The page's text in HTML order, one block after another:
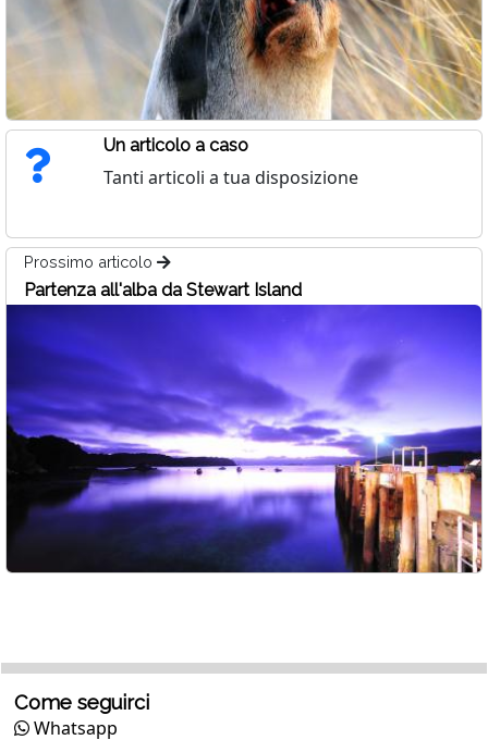
Un articolo a caso
Tanti articoli a tua disposizione
Prossimo articolo
Partenza all'alba da Stewart Island
Come seguirci
Whatsapp